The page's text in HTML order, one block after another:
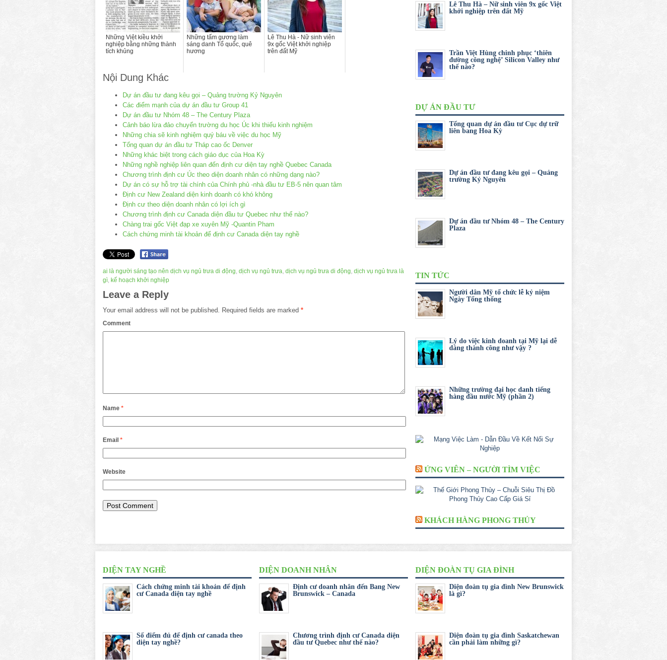
Những Việt kiều khởi
nghiệp bằng những thành
tích khủng
Những tấm gương làm
sáng danh Tổ quốc, quê
hương
Lê Thu Hà - Nữ sinh viên
9x gốc Việt khởi nghiệp
trên đất Mỹ
Nội Dung Khác
Dự án đầu tư đang kêu gọi – Quảng trường Kỷ Nguyên
Các điểm mạnh của dự án đầu tư Group 41
Dự án đầu tư Nhóm 48 – The Century Plaza
Cảnh báo lừa đảo chuyển trường du học Úc khi thiếu kinh nghiệm
Những chia sẽ kinh nghiệm quý báu về việc du học Mỹ
Tổng quan dự án đầu tư Tháp cao ốc Denver
Những khác biệt trong cách giáo dục của Hoa Kỳ
Những nghề nghiệp liên quan đến định cư diện tay nghề Quebec Canada
Chương trình định cư Úc theo diện doanh nhân có những dạng nào?
Dự án có sự hỗ trợ tài chính của Chính phủ -nhà đầu tư EB-5 nên quan tâm
Định cư New Zealand diện kinh doanh có khó không
Định cư theo diện doanh nhân có lợi ích gì
Chương trình định cư Canada diện đầu tư Quebec như thế nào?
Chàng trai gốc Việt đạp xe xuyên Mỹ -Quantin Pham
Cách chứng minh tài khoản để định cư Canada diện tay nghề
ai là người sáng tạo nên dịch vụ ngủ trưa di động, dịch vụ ngủ trưa, dịch vụ ngủ trưa di động, dịch vụ ngủ trưa là
gì, kế hoạch khởi nghiệp
Leave a Reply
Your email address will not be published. Required fields are marked *
Comment
Name *
Email *
Website
Lê Thu Hà – Nữ sinh viên 9x gốc Việt
khởi nghiệp trên đất Mỹ
Trần Việt Hùng chinh phục ‘thiên
đường công nghệ’ Silicon Valley như
thế nào?
DỰ ÁN ĐẦU TƯ
Tổng quan dự án đầu tư Cục dự trữ
liên bang Hoa Kỳ
Dự án đầu tư đang kêu gọi – Quảng
trường Kỷ Nguyên
Dự án đầu tư Nhóm 48 – The Century
Plaza
TIN TỨC
Người dân Mỹ tổ chức lễ kỷ niệm
Ngày Tổng thống
Lý do việc kinh doanh tại Mỹ lại dễ
dàng thành công như vậy ?
Những trường đại học danh tiếng
hàng đầu nước Mỹ (phần 2)
ỨNG VIÊN – NGƯỜI TÌM VIỆC
KHÁCH HÀNG PHONG THỦY
DIỆN TAY NGHỀ
Cách chứng minh tài khoản để định
cư Canada diện tay nghề
Số điểm đủ để định cư canada theo
diện tay nghề?
DIỆN DOANH NHÂN
Định cư doanh nhân đến Bang New
Brunswick – Canada
Chương trình định cư Canada diện
đầu tư Quebec như thế nào?
DIỆN ĐOÀN TỤ GIA ĐÌNH
Diện đoàn tụ gia đình New Brunswick
là gì?
Diện đoàn tụ gia đình Saskatchewan
cần phải làm những gì?